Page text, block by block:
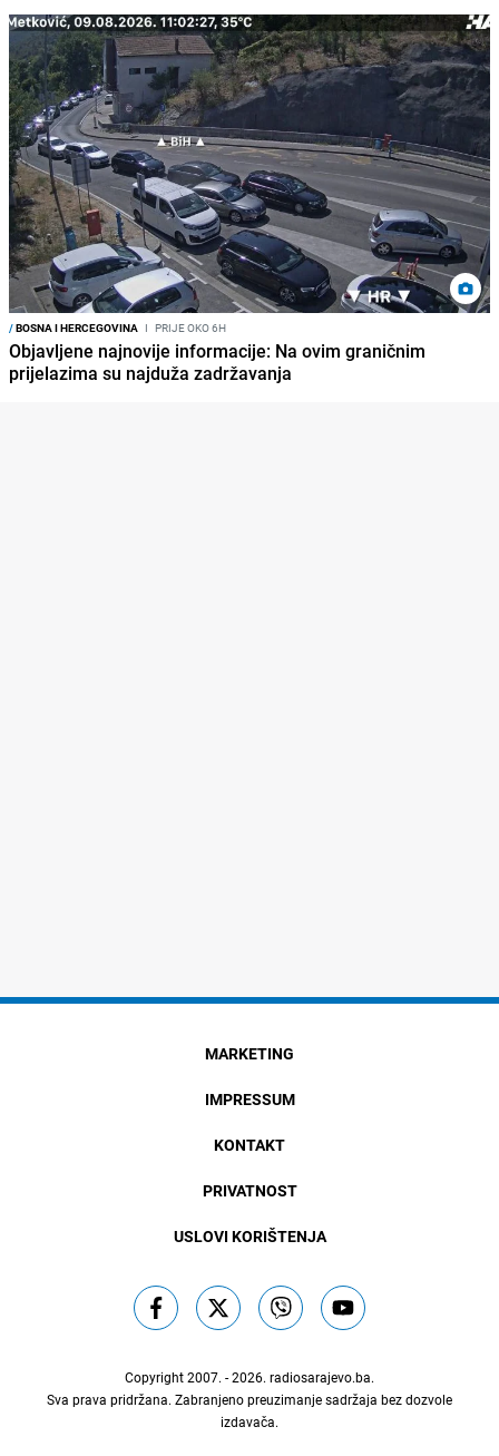
/BOSNA I HERCEGOVINA I PRIJE OKO 6H
Objavljene najnovije informacije: Na ovim graničnim
prijelazima su najduža zadržavanja
MARKETING
IMPRESSUM
KONTAKT
PRIVATNOST
USLOVI KORIŠTENJA
Copyright 2007. - 2026. radiosarajevo.ba.
Sva prava pridržana. Zabranjeno preuzimanje sadržaja bez dozvole
izdavača.